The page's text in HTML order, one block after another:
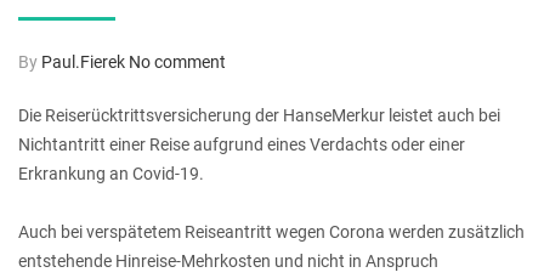
By Paul.Fierek No comment
Die Reiserücktrittsversicherung der HanseMerkur leistet auch bei
Nichtantritt einer Reise aufgrund eines Verdachts oder einer
Erkrankung an Covid-19.
Auch bei verspätetem Reiseantritt wegen Corona werden zusätzlich
entstehende Hinreise-Mehrkosten und nicht in Anspruch